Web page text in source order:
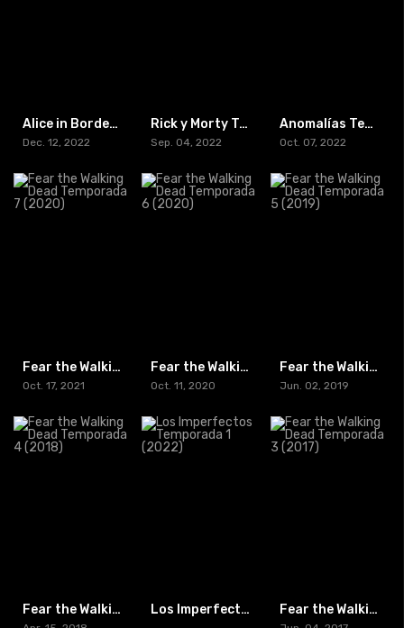
Alice in Borderland Temporada 2 (2023) [BR-RIP] [HD-1080p]
Dec. 12, 2022
Rick y Morty Temporada 6 (2022)
Sep. 04, 2022
Anomalías Temporada 1 (2022)
Oct. 07, 2022
Fear the Walking Dead Temporada 7 (2020)
Oct. 17, 2021
Fear the Walking Dead Temporada 6 (2020)
Oct. 11, 2020
Fear the Walking Dead Temporada 5 (2019)
Jun. 02, 2019
Fear the Walking Dead Temporada 4 (2018) Los Imperfectos Temporada 1 (2022) Fear the Walking Dead Temporada 3 (2017)